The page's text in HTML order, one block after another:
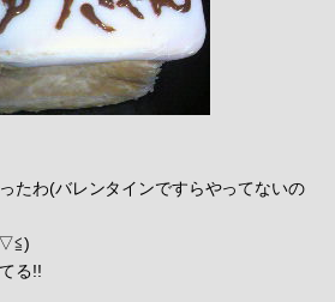
たわ(バレンタインですらやってないの
る!!